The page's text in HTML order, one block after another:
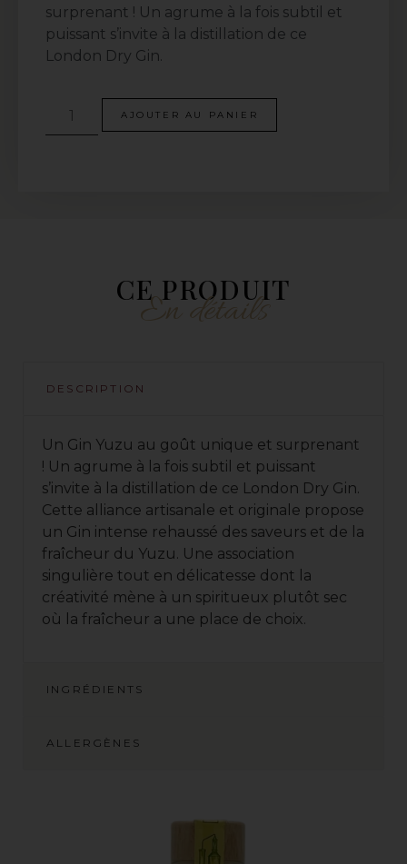
surprenant ! Un agrume à la fois subtil et
puissant s’invite à la distillation de ce
London Dry Gin.
AJOUTER AU PANIER
CE PRODUIT
En détails
DESCRIPTION
Un Gin Yuzu au goût unique et surprenant
! Un agrume à la fois subtil et puissant
s’invite à la distillation de ce London Dry Gin.
Cette alliance artisanale et originale propose
un Gin intense rehaussé des saveurs et de la
fraîcheur du Yuzu. Une association
singulière tout en délicatesse dont la
créativité mène à un spiritueux plutôt sec
où la fraîcheur a une place de choix.
INGRÉDIENTS
ALLERGÈNES